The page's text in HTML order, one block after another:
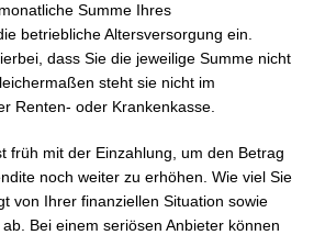
Summe Ihres
betriebliche Altersversorgung ein.
dass Sie die jeweilige Summe nicht
steht sie nicht im
Renten- oder Krankenkasse.
früh mit der Einzahlung, um den Betrag
noch weiter zu erhöhen. Wie viel Sie
von Ihrer finanziellen Situation sowie
Bei einem seriösen Anbieter können